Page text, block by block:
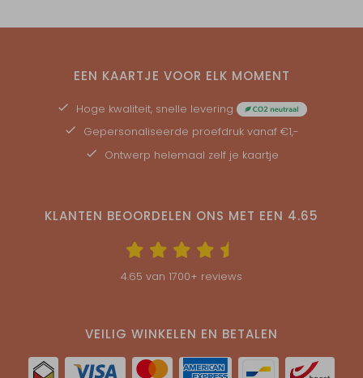
EEN KAARTJE VOOR ELK MOMENT
Hoge kwaliteit, snelle levering
Gepersonaliseerde proefdruk vanaf €1,-
Ontwerp helemaal zelf je kaartje
KLANTEN BEOORDELEN ONS MET EEN 4.65
4.65 van 1700+ reviews
VEILIG WINKELEN EN BETALEN